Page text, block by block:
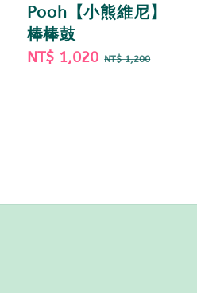
Pooh【小熊維尼】
棒棒鼓
Sale
NT$ 1,020 Regular
NT$ 1,200